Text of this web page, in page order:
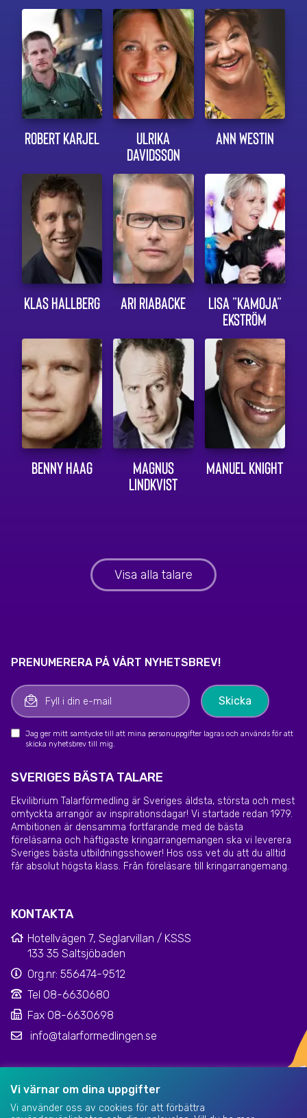
ROBERT KARJEL
ULRIKA
DAVIDSSON
ANN WESTIN
KLAS HALLBERG ARI RIABACKE
LISA ”KAMOJA”
EKSTRÖM
BENNY HAAG
MAGNUS
LINDKVIST
MANUEL KNIGHT
Visa alla talare
KONTAKTA
Hotellvägen 7, Seglarvillan / KSSS
133 35 Saltsjöbaden
Org.nr: 556474-9512
Tel 08-6630680
Fax 08-6630698
info@talarformedlingen.se
SVERIGES BÄSTA TALARE
Ekvilibrium Talarförmedling är Sveriges äldsta, största och mest
omtyckta arrangör av inspirationsdagar! Vi startade redan 1979.
Ambitionen är densamma fortfarande med de bästa
föreläsarna och häftigaste kringarrangemangen ska vi leverera
Sveriges bästa utbildningsshower! Hos oss vet du att du alltid
får absolut högsta klass. Från föreläsare till kringarrangemang.
PRENUMERERA PÅ VÅRT NYHETSBREV!
Jag ger mitt samtycke till att mina personuppgifter lagras och används för att
skicka nyhetsbrev till mig.
Klarna kundsupport | Dataskyddsinformation
Vi värnar om dina uppgifter
Vi använder oss av cookies för att förbättra